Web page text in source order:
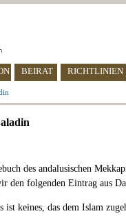
BEIRAT RICHTLINIEN
des andalusischen
den folgenden Eintrag aus
ist keines, das dem Islam